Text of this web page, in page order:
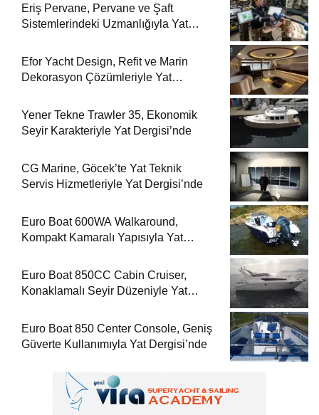
Eriş Pervane, Pervane ve Şaft
Sistemlerindeki Uzmanlığıyla Yat
Efor Yacht Design, Refit ve Marin
Dekorasyon Çözümleriyle Yat
Yener Tekne Trawler 35, Ekonomik
Seyir Karakteriyle Yat Dergisi’nde
CG Marine, Göcek’te Yat Teknik
Servis Hizmetleriyle Yat Dergisi’nde
Euro Boat 600WA Walkaround,
Kompakt Kamaralı Yapısıyla Yat
Euro Boat 850CC Cabin Cruiser,
Konaklamalı Seyir Düzeniyle Yat
Euro Boat 850 Center Console, Geniş
Güverte Kullanımıyla Yat Dergisi’nde